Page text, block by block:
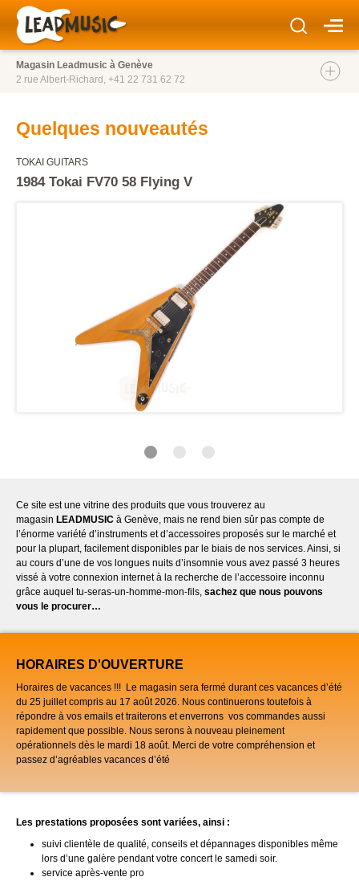
Magasin Leadmusic à Genève
2 rue Albert-Richard, +41 22 731 62 72
Quelques nouveautés
TOKAI GUITARS
1984 Tokai FV70 58 Flying V
Ce site est une vitrine des produits que vous trouverez au
magasin LEADMUSIC à Genève, mais ne rend bien sûr pas compte de
l’énorme variété d’instruments et d’accessoires proposés sur le marché et
pour la plupart, facilement disponibles par le biais de nos services. Ainsi, si
au cours d’une de vos longues nuits d’insomnie vous avez passé 3 heures
vissé à votre connexion internet à la recherche de l’accessoire inconnu
grâce auquel tu-seras-un-homme-mon-fils, sachez que nous pouvons
vous le procurer…
HORAIRES D'OUVERTURE
Horaires de vacances !!! Le magasin sera fermé durant ces vacances d’été
du 25 juillet compris au 17 août 2026. Nous continuerons toutefois à
répondre à vos emails et traiterons et enverrons vos commandes aussi
rapidement que possible. Nous serons à nouveau pleinement
opérationnels dès le mardi 18 août. Merci de votre compréhension et
passez d’agréables vacances d’été
Les prestations proposées sont variées, ainsi :
suivi clientèle de qualité, conseils et dépannages disponibles même
lors d’une galère pendant votre concert le samedi soir.
service après-vente pro